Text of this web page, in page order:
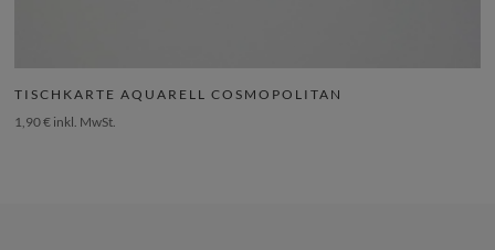
TISCHKARTE AQUARELL COSMOPOLITAN
1,90€ inkl. MwSt.